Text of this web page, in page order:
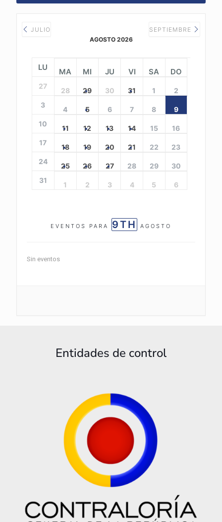
JULIO
AGOSTO 2026
SEPTIEMBRE
LU MA MI JU VI SA DO
27
28 29 30 31 1
2
3
4 5 6 7 8
9
10
11 12 13 14 15
16
17
18 19 20 21 22
23
24
25 26 27 28 29
30
31
1 2 3 4 5 6
EVENTOS PARA 9TH AGOSTO
Sin eventos
Entidades de control